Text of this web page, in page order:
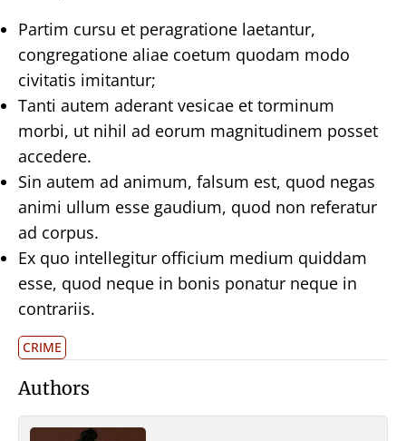
Partim cursu et peragratione laetantur,
congregatione aliae coetum quodam modo
civitatis imitantur;
Tanti autem aderant vesicae et torminum
morbi, ut nihil ad eorum magnitudinem posset
accedere.
Sin autem ad animum, falsum est, quod negas
animi ullum esse gaudium, quod non referatur
ad corpus.
Ex quo intellegitur officium medium quiddam
esse, quod neque in bonis ponatur neque in
contrariis.
CRIME
Authors